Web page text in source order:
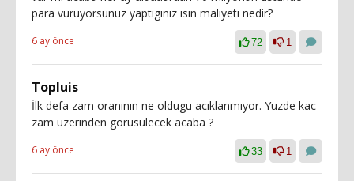
para vuruyorsunuz yaptıgınız ısın malıyetı nedir?
6 ay önce 72 1
Topluis
İlk defa zam oranının ne oldugu acıklanmıyor. Yuzde kac
zam uzerinden gorusulecek acaba ?
6 ay önce 33 1